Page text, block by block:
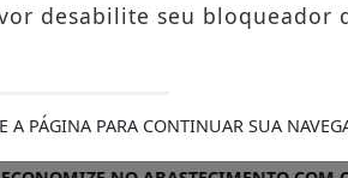
GASTRONOMIA
desabilite seu bloqueador
A PÁGINA PARA CONTINUAR SUA